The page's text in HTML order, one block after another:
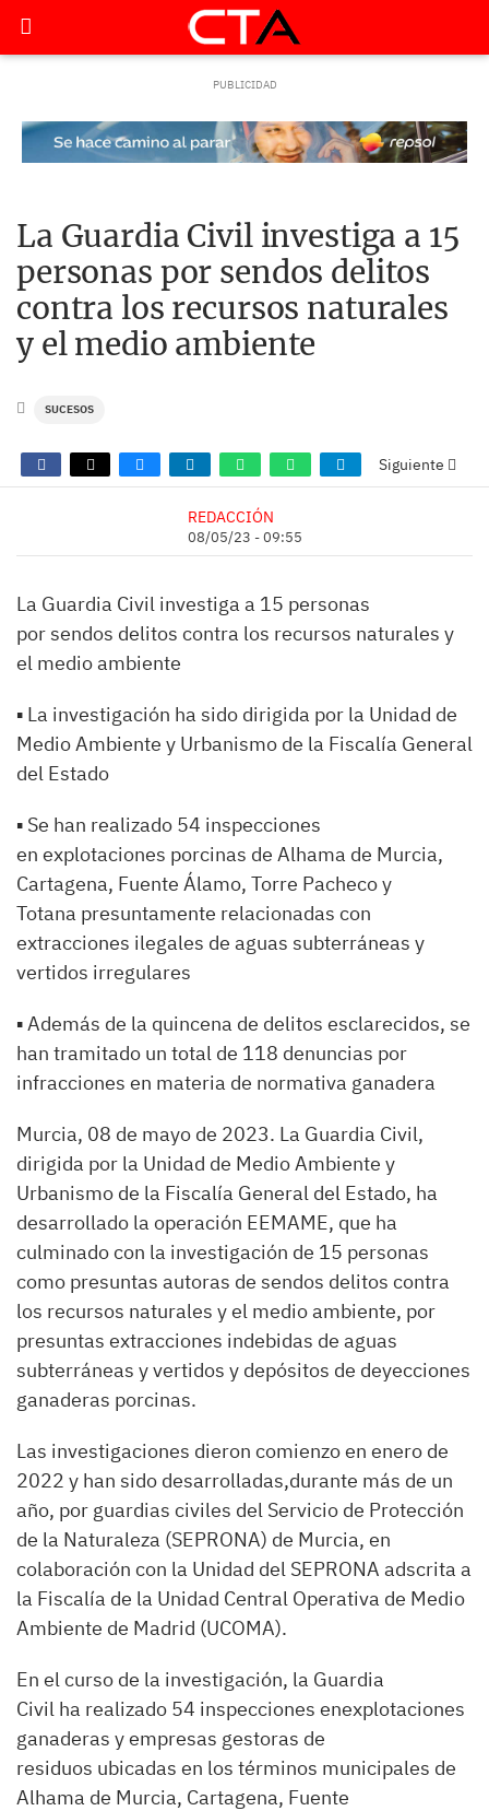
La Guardia Civil investiga a 15
personas por sendos delitos
contra los recursos naturales
y el medio ambiente
SUCESOS
Siguiente
REDACCIÓN
08/05/23 - 09:55
La Guardia Civil investiga a 15 personas
por sendos delitos contra los recursos naturales y
el medio ambiente
▪ La investigación ha sido dirigida por la Unidad de
Medio Ambiente y Urbanismo de la Fiscalía General
del Estado
▪ Se han realizado 54 inspecciones
en explotaciones porcinas de Alhama de Murcia,
Cartagena, Fuente Álamo, Torre Pacheco y
Totana presuntamente relacionadas con
extracciones ilegales de aguas subterráneas y
vertidos irregulares
▪ Además de la quincena de delitos esclarecidos, se
han tramitado un total de 118 denuncias por
infracciones en materia de normativa ganadera
Murcia, 08 de mayo de 2023. La Guardia Civil,
dirigida por la Unidad de Medio Ambiente y
Urbanismo de la Fiscalía General del Estado, ha
desarrollado la operación EEMAME, que ha
culminado con la investigación de 15 personas
como presuntas autoras de sendos delitos contra
los recursos naturales y el medio ambiente, por
presuntas extracciones indebidas de aguas
subterráneas y vertidos y depósitos de deyecciones
ganaderas porcinas.
Las investigaciones dieron comienzo en enero de
2022 y han sido desarrolladas,durante más de un
año, por guardias civiles del Servicio de Protección
de la Naturaleza (SEPRONA) de Murcia, en
colaboración con la Unidad del SEPRONA adscrita a
la Fiscalía de la Unidad Central Operativa de Medio
Ambiente de Madrid (UCOMA).
En el curso de la investigación, la Guardia
Civil ha realizado 54 inspecciones enexplotaciones
ganaderas y empresas gestoras de
residuos ubicadas en los términos municipales de
Alhama de Murcia, Cartagena, Fuente